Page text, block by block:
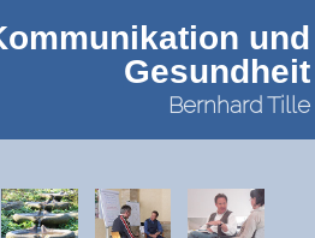
und
Gesundheit
Bernhard Tille